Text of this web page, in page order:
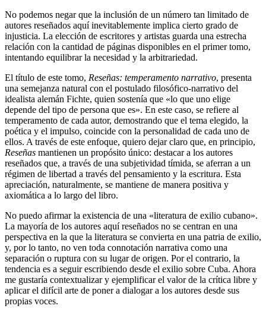
No podemos negar que la inclusión de un número tan limitado de
autores reseñados aquí inevitablemente implica cierto grado de
injusticia. La elección de escritores y artistas guarda una estrecha
relación con la cantidad de páginas disponibles en el primer tomo,
intentando equilibrar la necesidad y la arbitrariedad.
El título de este tomo, Reseñas: temperamento narrativo, presenta
una semejanza natural con el postulado filosófico-narrativo del
idealista alemán Fichte, quien sostenía que «lo que uno elige
depende del tipo de persona que es». En este caso, se refiere al
temperamento de cada autor, demostrando que el tema elegido, la
poética y el impulso, coincide con la personalidad de cada uno de
ellos. A través de este enfoque, quiero dejar claro que, en principio,
Reseñas mantienen un propósito único: destacar a los autores
reseñados que, a través de una subjetividad tímida, se aferran a un
régimen de libertad a través del pensamiento y la escritura. Esta
apreciación, naturalmente, se mantiene de manera positiva y
axiomática a lo largo del libro.
No puedo afirmar la existencia de una «literatura de exilio cubano».
La mayoría de los autores aquí reseñados no se centran en una
perspectiva en la que la literatura se convierta en una patria de exilio,
y, por lo tanto, no ven toda connotación narrativa como una
separación o ruptura con su lugar de origen. Por el contrario, la
tendencia es a seguir escribiendo desde el exilio sobre Cuba. Ahora
me gustaría contextualizar y ejemplificar el valor de la crítica libre y
aplicar el difícil arte de poner a dialogar a los autores desde sus
propias voces.